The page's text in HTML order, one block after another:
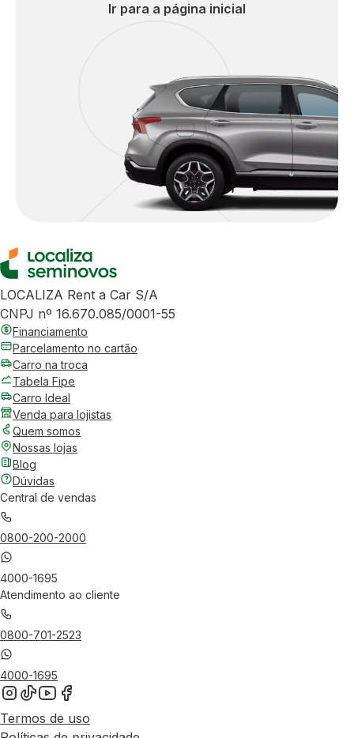
Ir para a página inicial
LOCALIZA Rent a Car S/A
CNPJ nº 16.670.085/0001-55
Financiamento
Parcelamento no cartão
Carro na troca
Tabela Fipe
Carro Ideal
Venda para lojistas
Quem somos
Nossas lojas
Blog
Dúvidas
Central de vendas
0800-200-2000
4000-1695
Atendimento ao cliente
0800-701-2523
4000-1695
Termos de uso